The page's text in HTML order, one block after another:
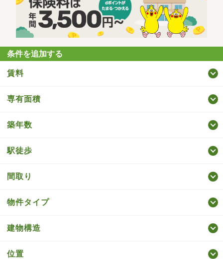
条件を追加する
賃料
専有面積
築年数
駅徒歩
間取り
物件タイプ
建物構造
位置